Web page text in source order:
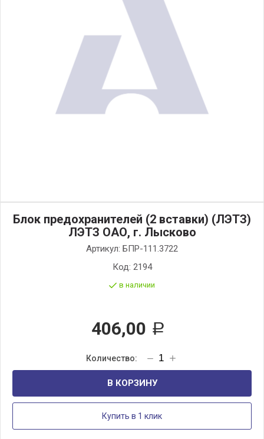
Блок предохранителей (2 вставки) (ЛЭТЗ)
ЛЭТЗ ОАО, г. Лысково
Артикул: БПР-111.3722
Код: 2194
в наличии
406,00 Р
В КОРЗИНУ
Купить в 1 клик